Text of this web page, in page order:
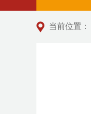
当前位置：